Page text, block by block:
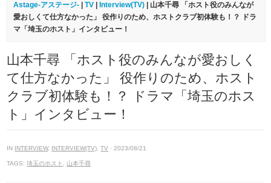
Astage-アステージ- |TV Interview(TV) | 山本千尋 「ホスト役のみんなが
愛おしくて仕方なかった」 役作りのため、ホストクラブ初体験も！？ ドラ
マ「埼玉のホスト」インタビュー！
山本千尋 「ホスト役のみんなが愛おしく
て仕方なかった」 役作りのため、ホスト
クラブ初体験も！？ ドラマ「埼玉のホス
ト」インタビュー！
IN INTERVIEW, INTERVIEW(TV) ,TV · 2023/08/21
TAGS:埼玉のホスト 山本千尋